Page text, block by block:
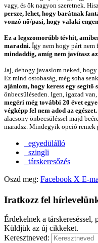
vagy, és ők nagyon szeretnek.
persze, lehet, hogy barátnak
vonzó nő/pasi, hogy valaki
Ez a legszomorúbb tévhit,
maradni. Így nem hogy párt nem
mindaddig, amíg nem javítasz az
Jaj, dehogy javaslom neked, hogy
Ez mind ostobaság, még soha
ajánlom, hogy keress egy segítő
önbecsüléseden. Igen, igazad
megéri még további 20 évet
végképp fel nem adod az egészet.
alacsony önbecsüléssel majd
maradsz. Mindegyik opció remek
egyedülálló
szingli
társkeresőzés
Oszd meg: Facebook X E-
Iratkozz fel
Érdekelnek a társkereséssel,
Küldjük az új cikkeket.
Keresztneved: